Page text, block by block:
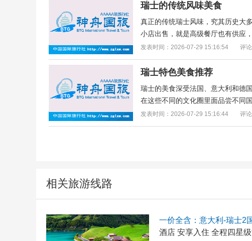
瑞士的传统风味美食
真正的传统瑞士风味，究其历史大
小店出售，就是高级餐厅也有供应
发表时间：2026-07-29 15:16:54 评
瑞士特色美食推荐
瑞士的美食深受法国、意大利和德
在这些不同的文化圈里面品尝不同
发表时间：2026-07-29 15:16:44 评
相关旅游线路
一价全含：意大利-瑞士2